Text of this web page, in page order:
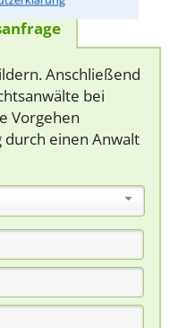
Anschließend
bei
Vorgehen
durch einen Anwalt